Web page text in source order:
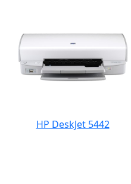
HP DeskJet 5442